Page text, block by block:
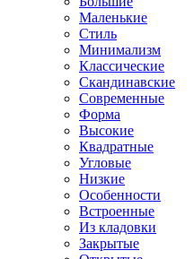
Маленькие
Стиль
Минимализм
Классические
Скандинавские
Современные
Форма
Высокие
Квадратные
Угловые
Низкие
Особенности
Встроенные
Из кладовки
Закрытые